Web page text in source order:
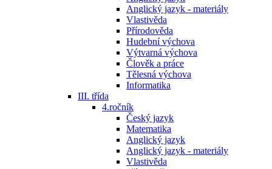
Anglický jazyk - materiály
Vlastivěda
Přírodověda
Hudební výchova
Výtvarná výchova
Člověk a práce
Tělesná výchova
Informatika
III. třída
4.ročník
Český jazyk
Matematika
Anglický jazyk
Anglický jazyk - materiály
Vlastivěda